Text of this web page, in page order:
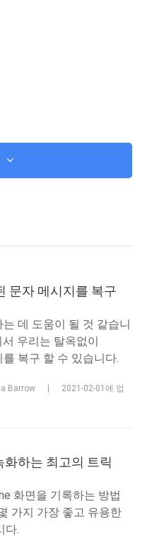
문자 메시지를 복구
데 도움이 될 것 같습니
우리는 탈옥없이
복구 할 수 있습니다.
Barrow
2021-02-01에 업
화하는 최고의 트릭
화면을 기록하는 방법
가지 가장 좋고 유용한
다.